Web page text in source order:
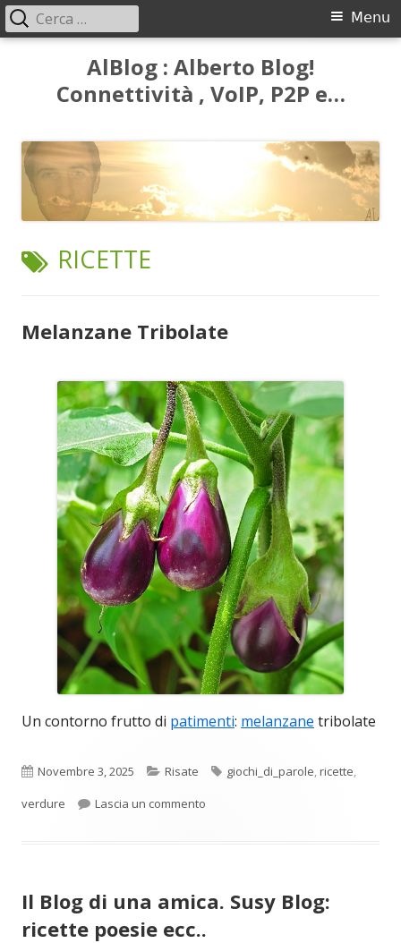
contenuto
AlBlog : Alberto Blog!
Connettività , VoIP, P2P e…
Menu
principale
Menu
Ricerca
per:
TAG:
RICETTE
Melanzane Tribolate
Un contorno frutto di patimenti: melanzane tribolate
Pubblicato
Novembre 3, 2025 Categorie
Risate Tag
giochi_di_parole,ricette,
verdure
Lascia un commento
Il Blog di una amica. Susy Blog:
ricette poesie ecc..